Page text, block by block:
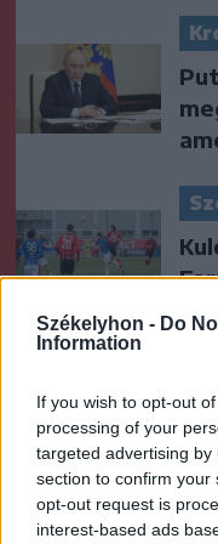
Székelyhon - Do
Information
If you wish to opt-out
processing of your
targeted advertising
section to confirm your
opt-out request is
interest-based ads
B.